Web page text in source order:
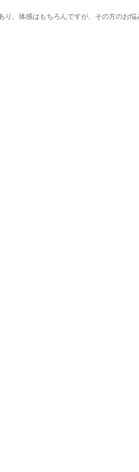
、体感はもちろんですが、その方のお悩